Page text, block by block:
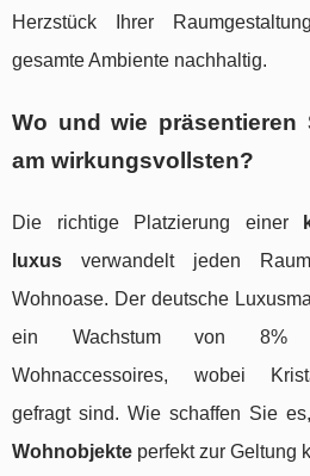
Herzstück Ihrer
gesamte Ambiente nachhaltig.
Wo und wie präsentieren
am wirkungsvollsten?
Die richtige Platzierung einer
luxus verwandelt jeden
Wohnoase. Der deutsche
ein Wachstum von 8%
Wohnaccessoires, wobei
gefragt sind. Wie schaffen Sie
Wohnobjekte perfekt zur Geltung